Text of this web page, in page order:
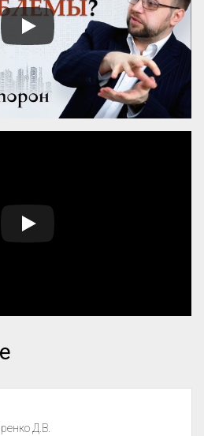
особенно актуальны для
новаторов, которые
авторские методики, но
с трудностями в их
и институ...
Д.В.